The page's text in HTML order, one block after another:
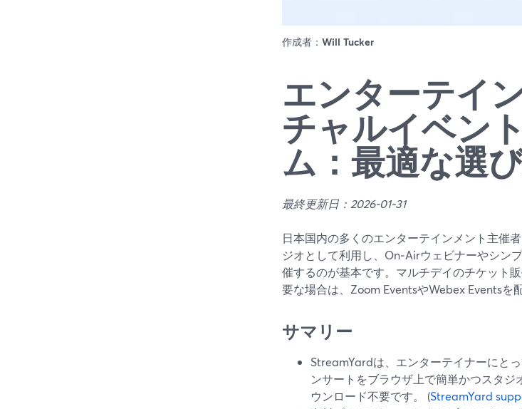
作成者： Will Tucker
エンターテイ
チャルイベン
ム：最適な選
最終更新日：2026-01-31
日本国内の多くのエンターテインメント主催
ジオとして利用し、On‑Airウェビナーやシン
催するのが基本です。マルチデイのチケット
要な場合は、Zoom EventsやWebex Eventsを
サマリー
StreamYardは、エンターテイナーにと
ンサートをブラウザ上で簡単かつスタ
ウンロード不要です。 (StreamYard